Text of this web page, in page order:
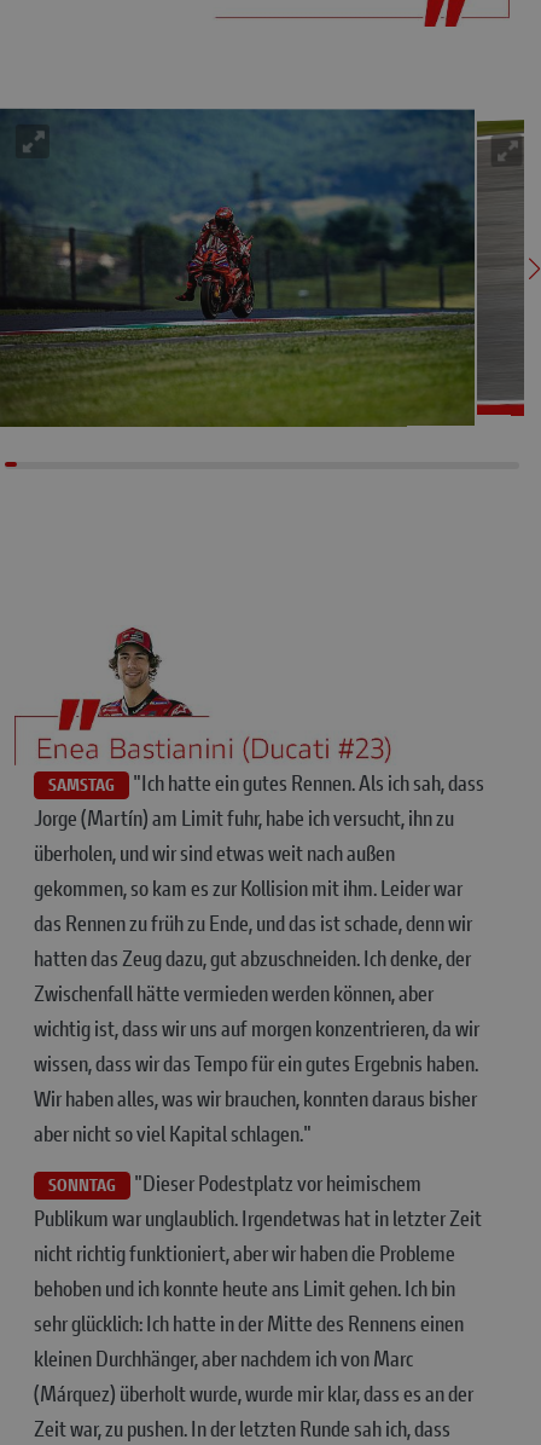
SAMSTAG
"Ich hatte ein gutes Rennen. Als ich sah, dass
Jorge (Martín) am Limit fuhr, habe ich versucht, ihn zu
überholen, und wir sind etwas weit nach außen
gekommen, so kam es zur Kollision mit ihm. Leider war
das Rennen zu früh zu Ende, und das ist schade, denn wir
hatten das Zeug dazu, gut abzuschneiden. Ich denke, der
Zwischenfall hätte vermieden werden können, aber
wichtig ist, dass wir uns auf morgen konzentrieren, da wir
wissen, dass wir das Tempo für ein gutes Ergebnis haben.
Wir haben alles, was wir brauchen, konnten daraus bisher
aber nicht so viel Kapital schlagen."
SONNTAG
"Dieser Podestplatz vor heimischem
Publikum war unglaublich. Irgendetwas hat in letzter Zeit
nicht richtig funktioniert, aber wir haben die Probleme
behoben und ich konnte heute ans Limit gehen. Ich bin
sehr glücklich: Ich hatte in der Mitte des Rennens einen
kleinen Durchhänger, aber nachdem ich von Marc
(Márquez) überholt wurde, wurde mir klar, dass es an der
Zeit war, zu pushen. In der letzten Runde sah ich, dass